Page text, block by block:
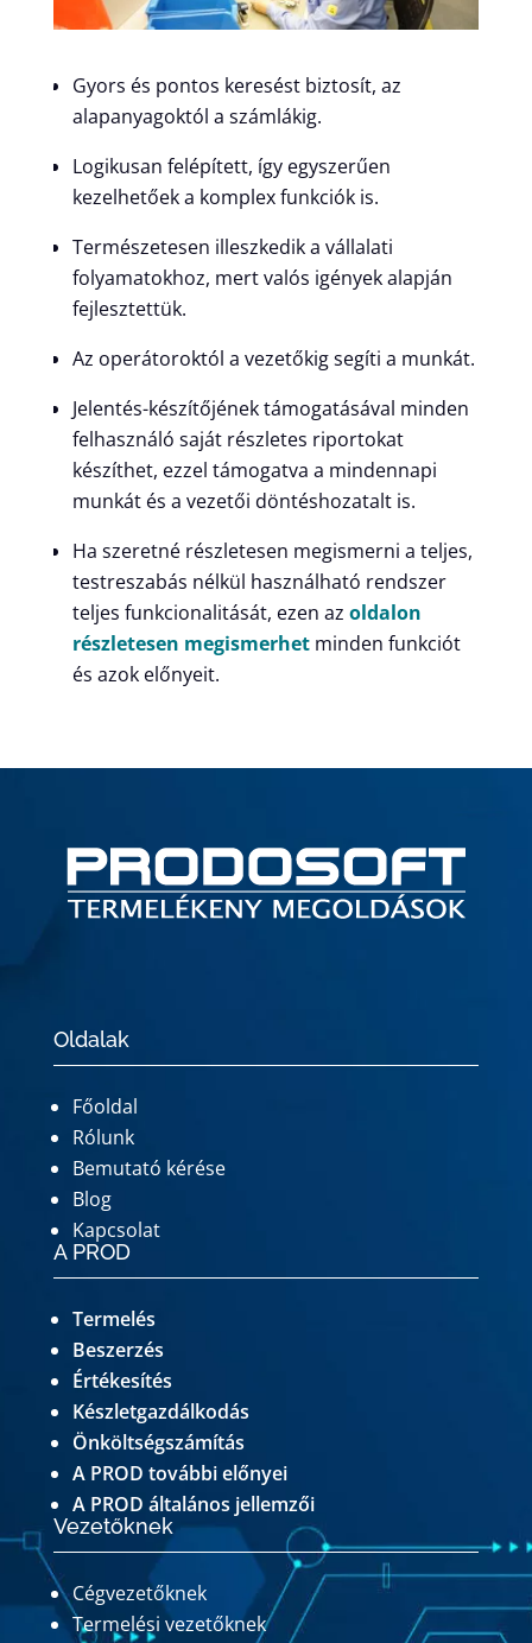
Gyors és pontos keresést biztosít, az
alapanyagoktól a számlákig.
Logikusan felépített, így egyszerűen
kezelhetőek a komplex funkciók is.
Természetesen illeszkedik a vállalati
folyamatokhoz, mert valós igények alapján
fejlesztettük.
Az operátoroktól a vezetőkig segíti a munkát.
Jelentés-készítőjének támogatásával minden
felhasználó saját részletes riportokat
készíthet, ezzel támogatva a mindennapi
munkát és a vezetői döntéshozatalt is.
Ha szeretné részletesen megismerni a teljes,
testreszabás nélkül használható rendszer
teljes funkcionalitását, ezen az oldalon
részletesen megismerhetminden funkciót
és azok előnyeit.
Oldalak
Főoldal
Rólunk
Bemutató kérése
Blog
Kapcsolat
A PROD
Termelés
Beszerzés
Értékesítés
Készletgazdálkodás
Önköltségszámítás
A PROD további előnyei
A PROD általános jellemzői
Vezetőknek
Cégvezetőknek
Termelési vezetőknek